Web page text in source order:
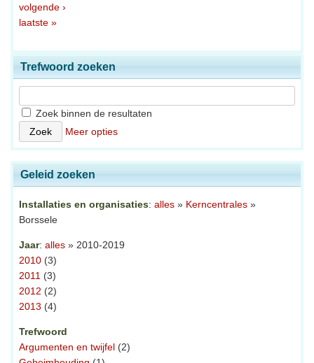
volgende ›
laatste »
Trefwoord zoeken
Zoek binnen de resultaten
Meer opties
Geleid zoeken
Installaties en organisaties: alles » Kerncentrales »
Borssele
Jaar: alles » 2010-2019
2010 (3)
2011 (3)
2012 (2)
2013 (4)
Trefwoord
Argumenten en twijfel (2)